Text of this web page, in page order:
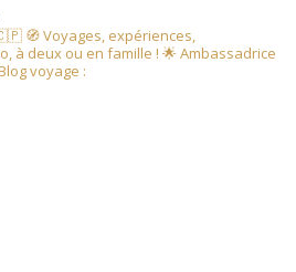
🇨🇵 🧭 Voyages, expériences,
à deux ou en famille ! 🌟 Ambassadrice
voyage :